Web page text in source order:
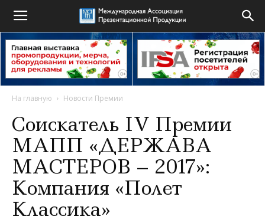
На главную Новости Премии
Соискатель IV Премии
МАПП «ДЕРЖАВА
МАСТЕРОВ – 2017»:
Компания «Полет
Классика»